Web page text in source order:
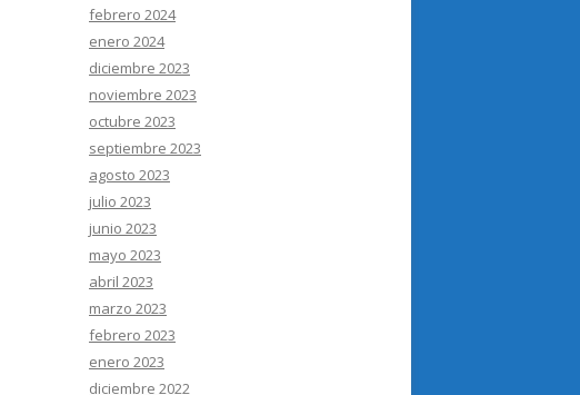
febrero 2024
enero 2024
diciembre 2023
noviembre 2023
octubre 2023
septiembre 2023
agosto 2023
julio 2023
junio 2023
mayo 2023
abril 2023
marzo 2023
febrero 2023
enero 2023
diciembre 2022